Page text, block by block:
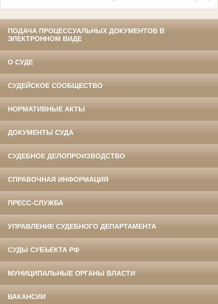
ПОДАЧА ПРОЦЕССУАЛЬНЫХ ДОКУМЕНТОВ В
ЭЛЕКТРОННОМ ВИДЕ
О СУДЕ
СУДЕЙСКОЕ СООБЩЕСТВО
НОРМАТИВНЫЕ АКТЫ
ДОКУМЕНТЫ СУДА
СУДЕБНОЕ ДЕЛОПРОИЗВОДСТВО
СПРАВОЧНАЯ ИНФОРМАЦИЯ
ПРЕСС-СЛУЖБА
УПРАВЛЕНИЕ СУДЕБНОГО ДЕПАРТАМЕНТА
СУДЫ СУБЪЕКТА РФ
МУНИЦИПАЛЬНЫЕ ОРГАНЫ ВЛАСТИ
ВАКАНСИИ